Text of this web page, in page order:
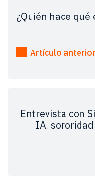
¿Quién hace qué
Artículo anterior
Entrevista con
IA,